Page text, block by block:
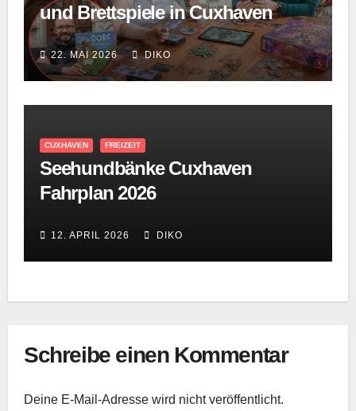
und Brettspiele in Cuxhaven
22. MAI 2026 DIKO
CUXHAVEN FREIZEIT
Seehundbänke Cuxhaven
Fahrplan 2026
12. APRIL 2026 DIKO
Schreibe einen Kommentar
Deine E-Mail-Adresse wird nicht veröffentlicht.